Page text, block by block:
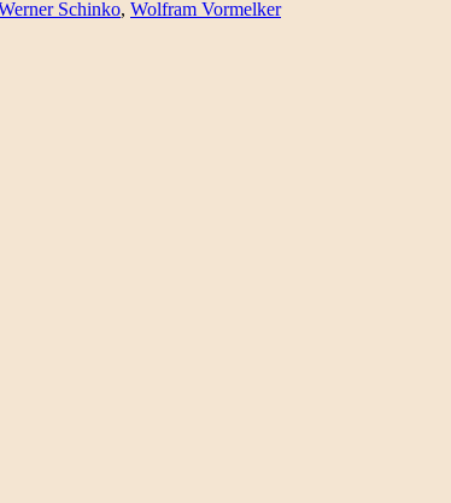
Schinko, Wolfram Vormelker